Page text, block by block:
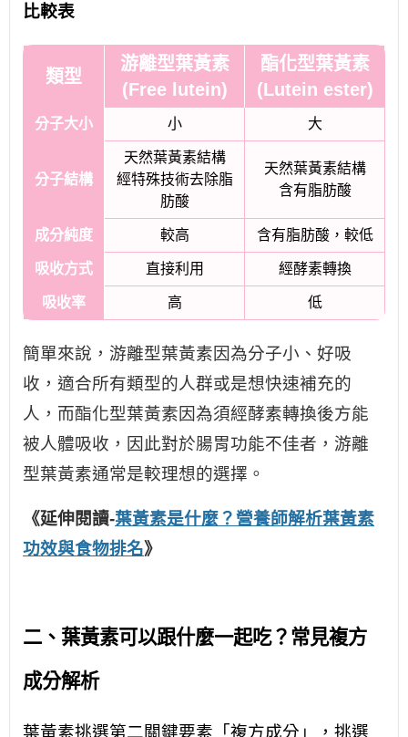
比較表
類型
游離型葉黃素
(Free lutein)
酯化型葉黃素
(Lutein ester)
分子大小 小 大
分子結構
天然葉黃素結構
經特殊技術去除脂
肪酸
天然葉黃素結構
含有脂肪酸
成分純度 較高 含有脂肪酸，較低
吸收方式 直接利用 經酵素轉換
吸收率 高 低
簡單來說，游離型葉黃素因為分子小、好吸
收，適合所有類型的人群或是想快速補充的
人，而酯化型葉黃素因為須經酵素轉換後方能
被人體吸收，因此對於腸胃功能不佳者，游離
型葉黃素通常是較理想的選擇。
《延伸閱讀-葉黃素是什麼？營養師解析葉黃素
功效與食物排名》
二、葉黃素可以跟什麼一起吃？常見複方
成分解析
葉黃素挑選第二關鍵要素「複方成分」，挑選